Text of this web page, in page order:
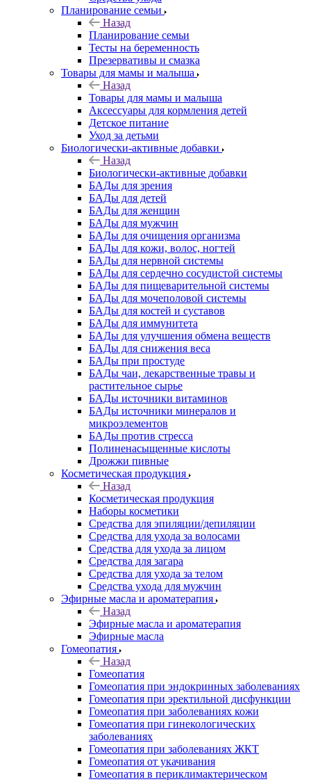
Планирование семьи
Назад
Планирование семьи
Тесты на беременность
Презервативы и смазка
Товары для мамы и малыша
Назад
Товары для мамы и малыша
Аксессуары для кормления детей
Детское питание
Уход за детьми
Биологически-активные добавки
Назад
Биологически-активные добавки
БАДы для зрения
БАДы для детей
БАДы для женщин
БАДы для мужчин
БАДы для очищения организма
БАДы для кожи, волос, ногтей
БАДы для нервной системы
БАДы для сердечно сосудистой системы
БАДы для пищеварительной системы
БАДы для мочеполовой системы
БАДы для костей и суставов
БАДы для иммунитета
БАДы для улучшения обмена веществ
БАДы для снижения веса
БАДы при простуде
БАДы чаи, лекарственные травы и
растительное сырье
БАДы источники витаминов
БАДы источники минералов и
микроэлементов
БАДы против стресса
Полиненасыщенные кислоты
Дрожжи пивные
Косметическая продукция
Назад
Косметическая продукция
Наборы косметики
Средства для эпиляции/депиляции
Средства для ухода за волосами
Средства для ухода за лицом
Средства для загара
Средства для ухода за телом
Средства ухода для мужчин
Эфирные масла и ароматерапия
Назад
Эфирные масла и ароматерапия
Эфирные масла
Гомеопатия
Назад
Гомеопатия
Гомеопатия при эндокринных заболеваниях
Гомеопатия при эректильной дисфункции
Гомеопатия при заболеваниях кожи
Гомеопатия при гинекологических
заболеваниях
Гомеопатия при заболеваниях ЖКТ
Гомеопатия от укачивания
Гомеопатия в периклимактерическом